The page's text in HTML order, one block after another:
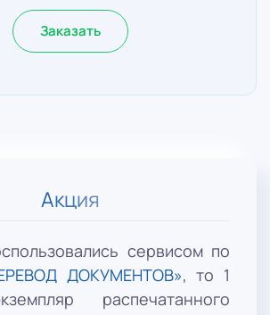
Заказать
Акция
сервисом по
ДОКУМЕНТОВ», то 1
распечатанного